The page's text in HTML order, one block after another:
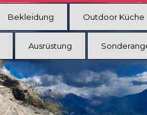
Bekleidung Outdoor Küche
Ausrüstung